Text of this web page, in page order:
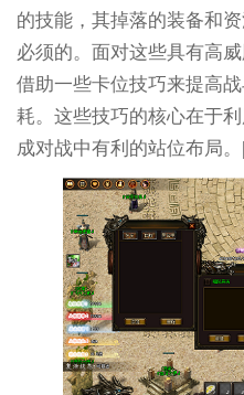
的技能，其掉落的装备和
必须的。面对这些具有高
借助一些卡位技巧来提高
耗。这些技巧的核心在于
成对战中有利的站位布局